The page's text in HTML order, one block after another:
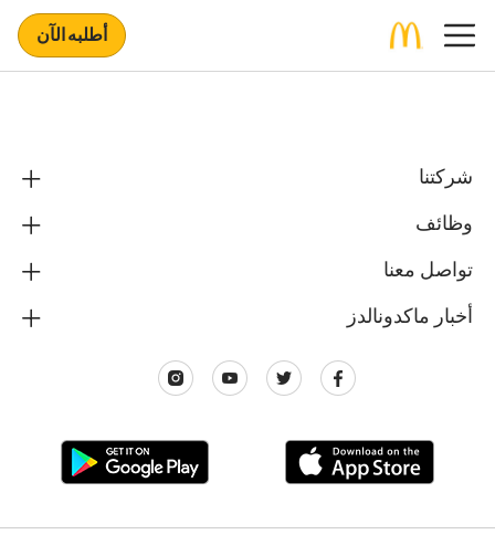
أطلبه الآن
شركتنا
وظائف
تواصل معنا
أخبار ماكدونالدز